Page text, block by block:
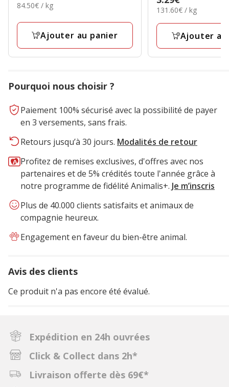
avec
1
1.69€
84.50€
Kg
84.50€ / kg
Ajouter au panier
étoiles
avec
1
3.29€
131.60€
Kg
131.60€ / kg
Ajouter
Pourquoi nous choisir ?
Paiement 100% sécurisé avec la possibilité de payer
en 3 versements, sans frais.
Retours jusqu’à 30 jours. Modalités de retour
Profitez de remises exclusives, d'offres avec nos
partenaires et de 5% crédités toute l'année grâce à
notre programme de fidélité Animalis+. Je m’inscris
Plus de 40.000 clients satisfaits et animaux de
compagnie heureux.
Engagement en faveur du bien-être animal.
Avis des clients
Ce produit n'a pas encore été évalué.
Expédition en 24h ouvrées
Click & Collect dans 2h*
Livraison offerte dès 69€*